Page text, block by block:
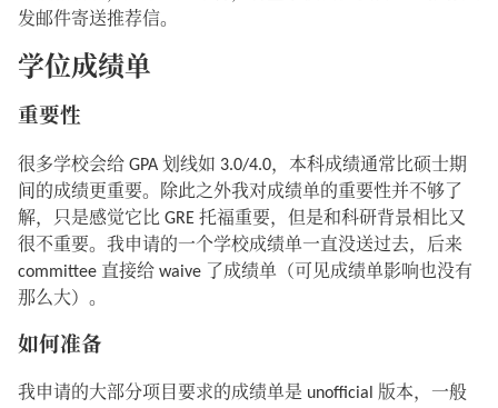
发邮件寄送推荐信。
学位成绩单
重要性
很多学校会给 GPA 划线如 3.0/4.0，本科成绩通常比硕士期
间的成绩更重要。除此之外我对成绩单的重要性并不够了
解，只是感觉它比 GRE 托福重要，但是和科研背景相比又
很不重要。我申请的一个学校成绩单一直没送过去，后来
committee 直接给 waive 了成绩单（可见成绩单影响也没有
那么大）。
如何准备
我申请的大部分项目要求的成绩单是 unofficial 版本，一般